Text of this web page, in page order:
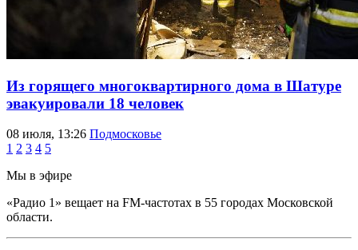
Из горящего многоквартирного дома в Шатуре
эвакуировали 18 человек
08 июля, 13:26 Подмосковье
1 2 3 4 5
Мы в эфире
«Радио 1» вещает на FM-частотах в 55 городах Московской
области.